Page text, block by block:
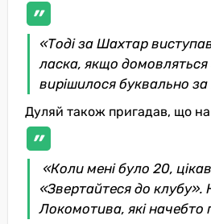
«Тоді за Шахтар
ласка, якщо домовляться
вирішилося буквально
Дуляй також пригадав, що на
«Коли мені було 20,
«Звертайтеся до
Локомотива, які начебто